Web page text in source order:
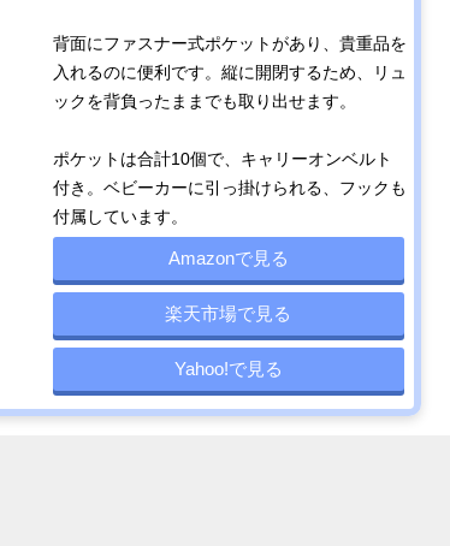
背面にファスナー式ポケットがあり、貴重品を
入れるのに便利です。縦に開閉するため、リュ
ックを背負ったままでも取り出せます。
ポケットは合計10個で、キャリーオンベルト
付き。ベビーカーに引っ掛けられる、フックも
付属しています。
Amazonで見る
楽天市場で見る
Yahoo!で見る